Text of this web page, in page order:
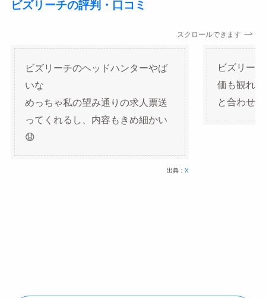
ビズリーチの評判・口コミ
スクロールできます
ビズリーチのヘッドハンターやば
いな
めっちゃ私の望み通りの求人票送
ってくれるし、内容もきめ細かい
😧
出典： X
ビズリー
価も観れ
と合わせ